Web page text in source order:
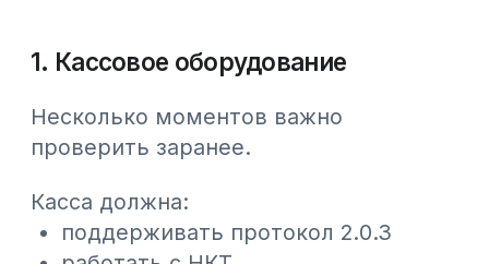
требованиями
и с НКТ
Для сканирования можно
Если вы работаете в системе
автоматизации торговли в связке
с Webkassa
, используется внешний